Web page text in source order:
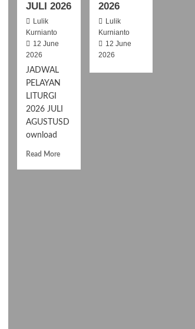
JULI 2026
Lulik
Kurnianto
12 June
2026
JADWAL
PELAYAN
LITURGI
2026 JULI
AGUSTUSD
ownload
Read MoreR
2026
Lulik
Kurnianto
12 June
2026